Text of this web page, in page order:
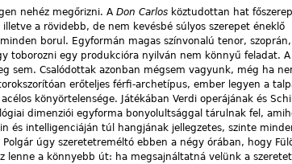
nehéz megőrizni. A Don Carlos köztudottan hat
a rövidebb, de nem kevésbé súlyos szerepet éneklő
borul. Egyformán magas színvonalú tenor, szoprán,
toborozni egy produkcióra nyilván nem könnyű feladat. A
sem. Csalódottak azonban mégsem vagyunk, még ha
erőteljes férfi-archetípus, ember legyen a
könyörtelensége. Játékában Verdi operájának és
dimenziói egyforma bonyolultsággal tárulnak fel,
és intelligenciáján túl hangjának jellegzetes, szinte
úgy szeretetreméltó ebben a négy órában, hogy
a könnyebb út: ha megsajnáltatná velünk a